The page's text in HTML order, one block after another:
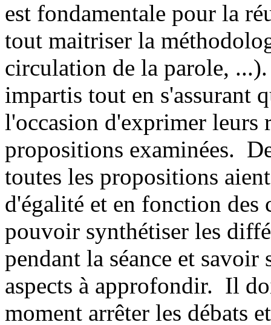
est fondamentale pour la
tout maitriser la
circulation de la parole,
impartis tout en s'assurant
l'occasion d'exprimer leurs
propositions examinées.
toutes les propositions
d'égalité et en fonction
pouvoir synthétiser les
pendant la séance et savoir
aspects à approfondir. Il
moment arrêter les débats